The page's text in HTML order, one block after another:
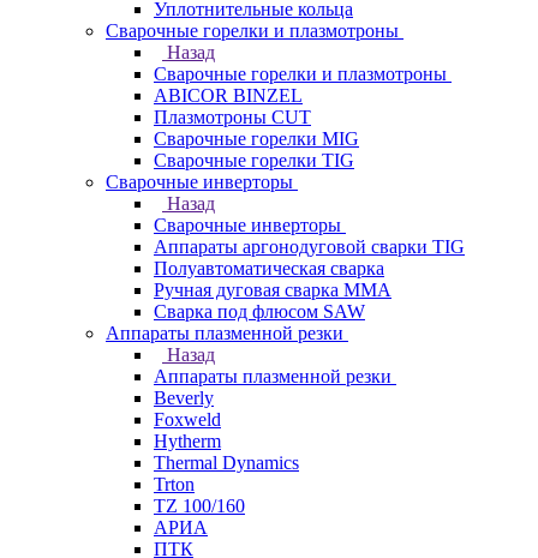
Уплотнительные кольца
Сварочные горелки и плазмотроны
Назад
Сварочные горелки и плазмотроны
ABICOR BINZEL
Плазмотроны CUT
Сварочные горелки MIG
Сварочные горелки TIG
Сварочные инверторы
Назад
Сварочные инверторы
Аппараты аргонодуговой сварки TIG
Полуавтоматическая сварка
Ручная дуговая сварка MMA
Сварка под флюсом SAW
Аппараты плазменной резки
Назад
Аппараты плазменной резки
Beverly
Foxweld
Hytherm
Thermal Dynamics
Trton
TZ 100/160
АРИА
ПТК